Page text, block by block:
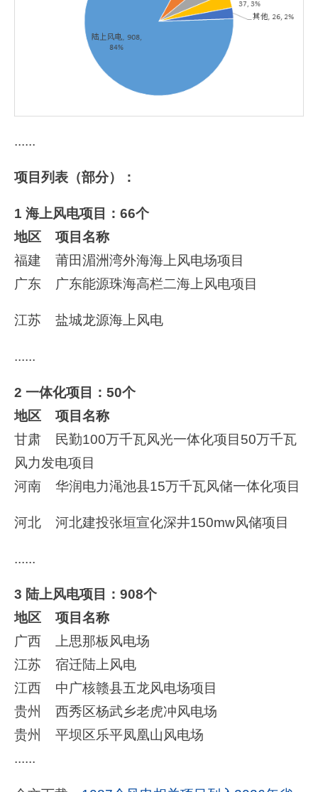
......
项目列表（部分）：
1 海上风电项目：66个
地区 项目名称
福建 莆田湄洲湾外海海上风电场项目
广东 广东能源珠海高栏二海上风电项目
江苏 盐城龙源海上风电
......
2 一体化项目：50个
地区 项目名称
甘肃 民勤100万千瓦风光一体化项目50万千瓦
风力发电项目
河南 华润电力渑池县15万千瓦风储一体化项目
河北 河北建投张垣宣化深井150mw风储项目
......
3 陆上风电项目：908个
地区 项目名称
广西 上思那板风电场
江苏 宿迁陆上风电
江西 中广核赣县五龙风电场项目
贵州 西秀区杨武乡老虎冲风电场
贵州 平坝区乐平凤凰山风电场
......